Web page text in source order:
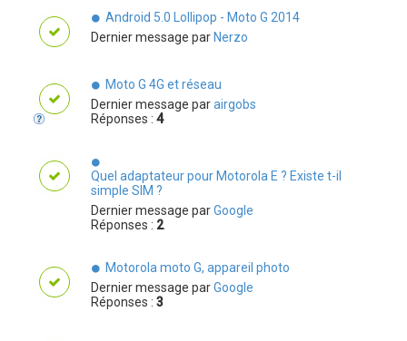
Android 5.0 Lollipop - Moto G 2014
Dernier message parNerzo
Moto G 4G et réseau
Dernier message parairgobs
Réponses : 4
Quel adaptateur pour Motorola E ? Existe t-il
simple SIM ?
Dernier message parGoogle
Réponses : 2
Motorola moto G, appareil photo
Dernier message parGoogle
Réponses : 3